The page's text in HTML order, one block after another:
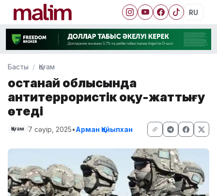
RU
Басты Қоғам
Қостанай облысында
антитеррористік оқу-жаттығу
өтеді
Қоғам 7 сәуір, 2025•Арман Қайыпхан